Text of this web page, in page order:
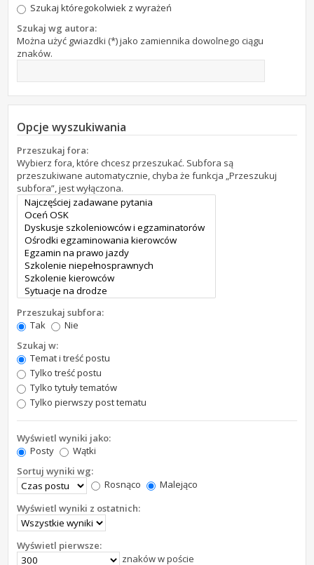
Szukaj któregokolwiek z wyrażeń
Szukaj wg autora:
Można użyć gwiazdki (*) jako zamiennika dowolnego ciągu
znaków.
Opcje wyszukiwania
Przeszukaj fora:
Wybierz fora, które chcesz przeszukać. Subfora są
przeszukiwane automatycznie, chyba że funkcja „Przeszukuj
subfora”, jest wyłączona.
Przeszukaj subfora:
Tak
Nie
Szukaj w:
Temat i treść postu
Tylko treść postu
Tylko tytuły tematów
Tylko pierwszy post tematu
Wyświetl wyniki jako:
Posty
Wątki
Sortuj wyniki wg:
Rosnąco
Malejąco
Wyświetl wyniki z ostatnich:
Wyświetl pierwsze:
znaków w poście